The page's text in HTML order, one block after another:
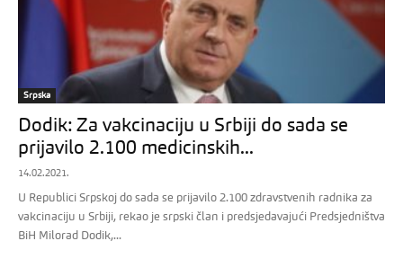
Srpska
Dodik: Za vakcinaciju u Srbiji do sada se
prijavilo 2.100 medicinskih...
14.02.2021.
U Republici Srpskoj do sada se prijavilo 2.100 zdravstvenih radnika za
vakcinaciju u Srbiji, rekao je srpski član i predsjedavajući Predsjedništva
BiH Milorad Dodik,...